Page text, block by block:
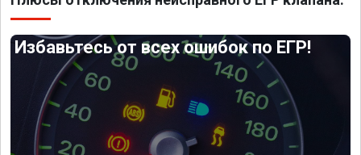
Избавьтесь от всех ошибок по ЕГР!